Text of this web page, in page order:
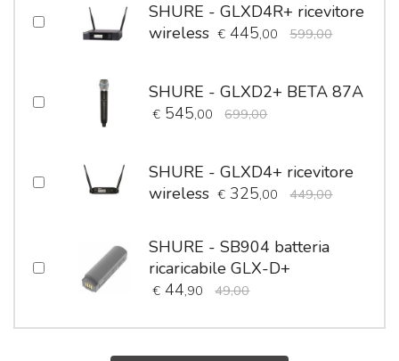
SHURE - GLXD4R+ ricevitore
wireless € 445,00 599,00
SHURE - GLXD2+ BETA 87A
€ 545,00 699,00
SHURE - GLXD4+ ricevitore
wireless € 325,00 449,00
SHURE - SB904 batteria
ricaricabile GLX-D+
€ 44,90 49,00